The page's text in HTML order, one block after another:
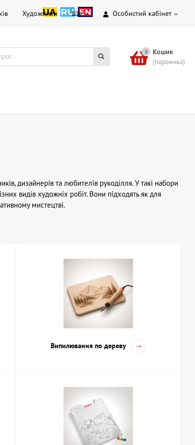
Особистий кабінет
Художники Ще
0 Кошик
(порожньо)
дизайнерів та любителів рукоділля. У такі набори
видів художніх робіт. Вони підходять як для
мистецтві.
особливості
творчих можливостей. Ви можете вибрати
вашої творчості: для початківців підійдуть
наборів. Зверніть увагу на склад набору –
Випилювання по дереву